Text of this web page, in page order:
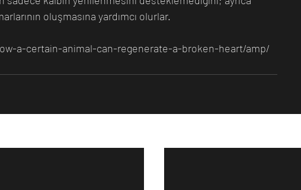
oluşmasına yardımcı olurlar.
a-certain-animal-can-regenerate-a-broken-heart/amp/